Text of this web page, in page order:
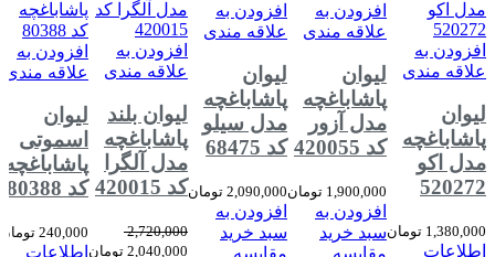
افزودن به
علاقه مندی
لیوان
پاشاباغچه
مدل اکو
520272
1,380,000 تومان
اطلاعات
افزودن به
علاقه مندی
لیوان
پاشاباغچه
مدل آزور
کد 420055
1,900,000 تومان
افزودن به
سبد خرید
مقایسه
افزودن به
علاقه مندی
لیوان
پاشاباغچه
مدل سیلو
کد 68475
2,090,000 تومان
افزودن به
سبد خرید
مقایسه
افزودن به
علاقه مندی
لیوان بلند
پاشاباغچه
مدل آلگرا
کد 420015
2,720,000
2,040,000 تومان
افزودن به
علاقه مندی
لیوان
اسموتی
پاشاباغچه
کد 80388
240,000 تومان
اطلاعات